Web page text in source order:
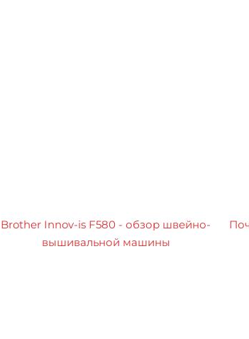
Brother Innov-is F580 - обзор швейно-
вышивальной машины